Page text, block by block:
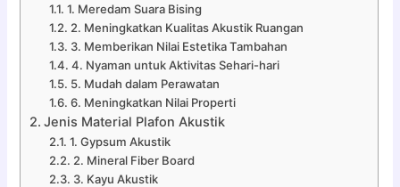
1. Meredam Suara Bising
2. Meningkatkan Kualitas Akustik Ruangan
3. Memberikan Nilai Estetika Tambahan
4. Nyaman untuk Aktivitas Sehari-hari
5. Mudah dalam Perawatan
6. Meningkatkan Nilai Properti
Jenis Material Plafon Akustik
1. Gypsum Akustik
2. Mineral Fiber Board
3. Kayu Akustik